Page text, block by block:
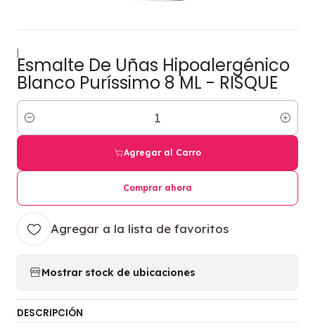
|
Esmalte De Uñas Hipoalergénico
Blanco Puríssimo 8 ML - RISQUE
Cantidad
Agregar al Carro
Comprar ahora
Agregar a la lista de favoritos
Mostrar stock de ubicaciones
DESCRIPCIÓN